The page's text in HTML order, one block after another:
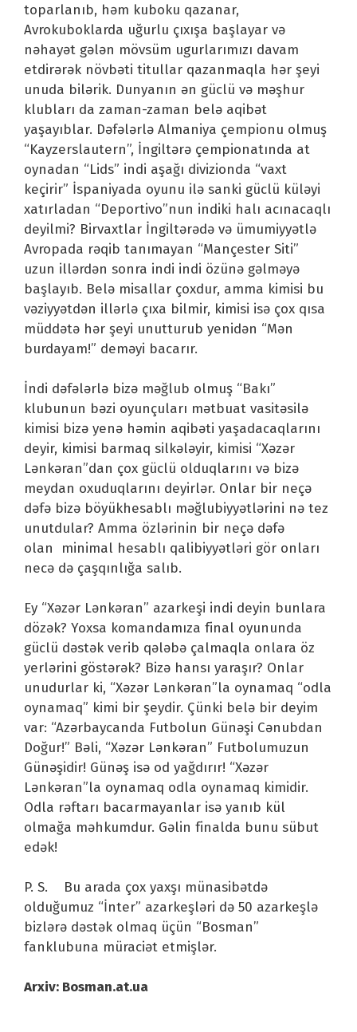
toparlanıb, həm kuboku qazanar,
Avrokuboklarda uğurlu çıxışa başlayar və
nəhayət gələn mövsüm ugurlarımızı davam
etdirərək növbəti titullar qazanmaqla hər şeyi
unuda bilərik. Dunyanın ən güclü və məşhur
klubları da zaman-zaman belə aqibət
yaşayıblar. Dəfələrlə Almaniya çempionu olmuş
“Kayzerslautern”, İngiltərə çempionatında at
oynadan “Lids” indi aşağı divizionda “vaxt
keçirir” İspaniyada oyunu ilə sanki güclü küləyi
xatırladan “Deportivo”nun indiki halı acınacaqlı
deyilmi? Birvaxtlar İngiltərədə və ümumiyyətlə
Avropada rəqib tanımayan “Mançester Siti”
uzun illərdən sonra indi indi özünə gəlməyə
başlayıb. Belə misallar çoxdur, amma kimisi bu
vəziyyətdən illərlə çıxa bilmir, kimisi isə çox qısa
müddətə hər şeyi unutturub yenidən “Mən
burdayam!” deməyi bacarır.
İndi dəfələrlə bizə məğlub olmuş “Bakı”
klubunun bəzi oyunçuları mətbuat vasitəsilə
kimisi bizə yenə həmin aqibəti yaşadacaqlarını
deyir, kimisi barmaq silkələyir, kimisi “Xəzər
Lənkəran”dan çox güclü olduqlarını və bizə
meydan oxuduqlarını deyirlər. Onlar bir neçə
dəfə bizə böyükhesablı məğlubiyyətlərini nə tez
unutdular? Amma özlərinin bir neçə dəfə
olan minimal hesablı qalibiyyətləri gör onları
necə də çaşqınlığa salıb.
Ey “Xəzər Lənkəran” azarkeşi indi deyin bunlara
dözək? Yoxsa komandamıza final oyununda
güclü dəstək verib qələbə çalmaqla onlara öz
yerlərini göstərək? Bizə hansı yaraşır? Onlar
unudurlar ki, “Xəzər Lənkəran”la oynamaq “odla
oynamaq” kimi bir şeydir. Çünki belə bir deyim
var: “Azərbaycanda Futbolun Günəşi Cənubdan
Doğur!” Bəli, “Xəzər Lənkəran” Futbolumuzun
Günəşidir! Günəş isə od yağdırır! “Xəzər
Lənkəran”la oynamaq odla oynamaq kimidir.
Odla rəftarı bacarmayanlar isə yanıb kül
olmağa məhkumdur. Gəlin finalda bunu sübut
edək!
P. S. Bu arada çox yaxşı münasibətdə
olduğumuz “İnter” azarkeşləri də 50 azarkeşlə
bizlərə dəstək olmaq üçün “Bosman”
fanklubuna müraciət etmişlər.
Arxiv: Bosman.at.ua